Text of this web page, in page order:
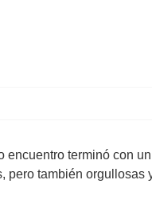
encuentro terminó con
pero también